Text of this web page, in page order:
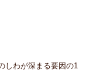
しわが深まる要因の1